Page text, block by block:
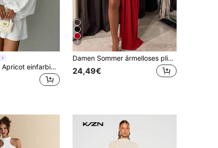
Aloruh Damen Apricot einfarbiges Mini-Kleid, Langarm A-Linie Kleiderdesign, Partykleid, Datekleid, Nachmittagsteekleid, Herbst/Winter
7
Damen Sommer ärmelloses plissiertes Bodycon Minikleid, sexy & elegantes kurzes Cocktailkleid Rot
24,49€